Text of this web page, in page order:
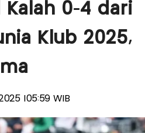
Kalah 0-4 dari
Klub 2025,
|05:59 WIB